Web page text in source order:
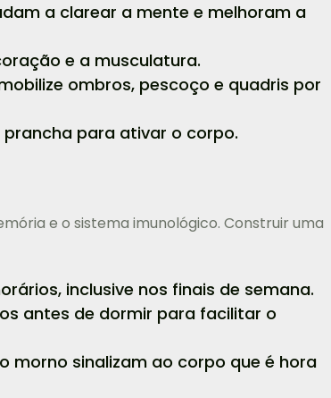
a clarear a mente e melhoram a
e a musculatura.
ombros, pescoço e quadris por
para ativar o corpo.
e o sistema imunológico. Construir uma
inclusive nos finais de semana.
antes de dormir para facilitar o
morno sinalizam ao corpo que é hora